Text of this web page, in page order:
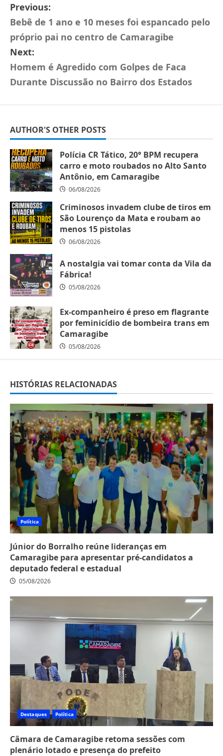
Previous:
Bebê de 1 ano e 10 meses foi espancado pelo
próprio pai no centro de Camaragibe
Next:
Homem é Agredido com Golpes de Faca
Durante Discussão no Bairro dos Estados
AUTHOR'S OTHER POSTS
Polícia CR Tático, 20° BPM recupera
carro e moto roubados no Alto Santo
Antônio, em Camaragibe
06/08/2026
Criminosos invadem clube de tiros em
São Lourenço da Mata e roubam ao
menos 15 pistolas
06/08/2026
A nostalgia vai tomar conta da Vila da
Fábrica!
05/08/2026
Ex-companheiro é preso em flagrante
por feminicídio de bombeira trans em
Camaragibe
05/08/2026
HISTÓRIAS RELACIONADAS
Política
Júnior do Borralho reúne lideranças em
Camaragibe para apresentar pré-candidatos a
deputado federal e estadual
05/08/2026
Destaques Política
Câmara de Camaragibe retoma sessões com
plenário lotado e presença do prefeito